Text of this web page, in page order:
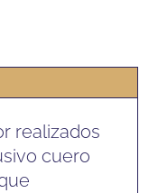
realizados
cuero